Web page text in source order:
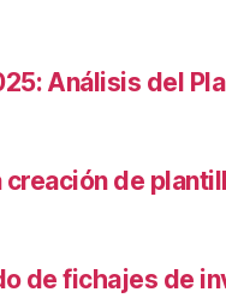
Análisis del
creación de
de fichajes de